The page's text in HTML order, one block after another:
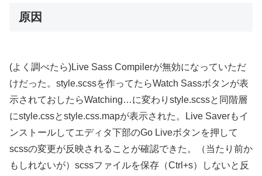
原因
(よく調べたら)Live Sass Compilerが無効になっていただ
けだった。style.scssを作ってたらWatch Sassボタンが表
示されておしたらWatching…に変わりstyle.scssと同階層
にstyle.cssとstyle.css.mapが表示された。Live Saverもイ
ンストールしてエディタ下部のGo Liveボタンを押して
scssの変更が反映されることが確認できた。（当たり前か
もしれないが）scssファイルを保存（Ctrl+s）しないと反